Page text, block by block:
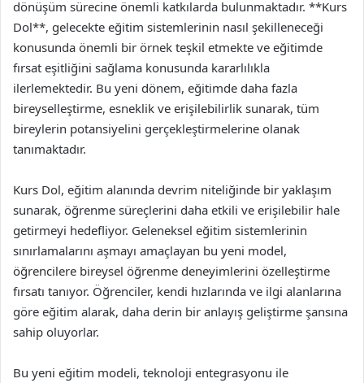
dönüşüm sürecine önemli katkılarda bulunmaktadır. **Kurs
Dol**, gelecekte eğitim sistemlerinin nasıl şekilleneceği
konusunda önemli bir örnek teşkil etmekte ve eğitimde
fırsat eşitliğini sağlama konusunda kararlılıkla
ilerlemektedir. Bu yeni dönem, eğitimde daha fazla
bireyselleştirme, esneklik ve erişilebilirlik sunarak, tüm
bireylerin potansiyelini gerçekleştirmelerine olanak
tanımaktadır.
Kurs Dol, eğitim alanında devrim niteliğinde bir yaklaşım
sunarak, öğrenme süreçlerini daha etkili ve erişilebilir hale
getirmeyi hedefliyor. Geleneksel eğitim sistemlerinin
sınırlamalarını aşmayı amaçlayan bu yeni model,
öğrencilere bireysel öğrenme deneyimlerini özelleştirme
fırsatı tanıyor. Öğrenciler, kendi hızlarında ve ilgi alanlarına
göre eğitim alarak, daha derin bir anlayış geliştirme şansına
sahip oluyorlar.
Bu yeni eğitim modeli, teknoloji entegrasyonu ile